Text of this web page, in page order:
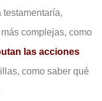
testamentaría,
complejas, como
las acciones
como saber qué